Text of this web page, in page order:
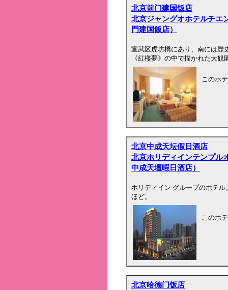
北京前门建国饭店
北京ジャングオホテルチエ
門建国飯店）
宣武区虎坊橋にあり、南には歴
《紅楼夢》の中で描かれた大
このホ
北京中成天坛假日酒店
北京ホリディインテンプル
中成天壇暇日酒店）
ホリディイン グループのホテ
ほど。
このホ
北京哈德门饭店